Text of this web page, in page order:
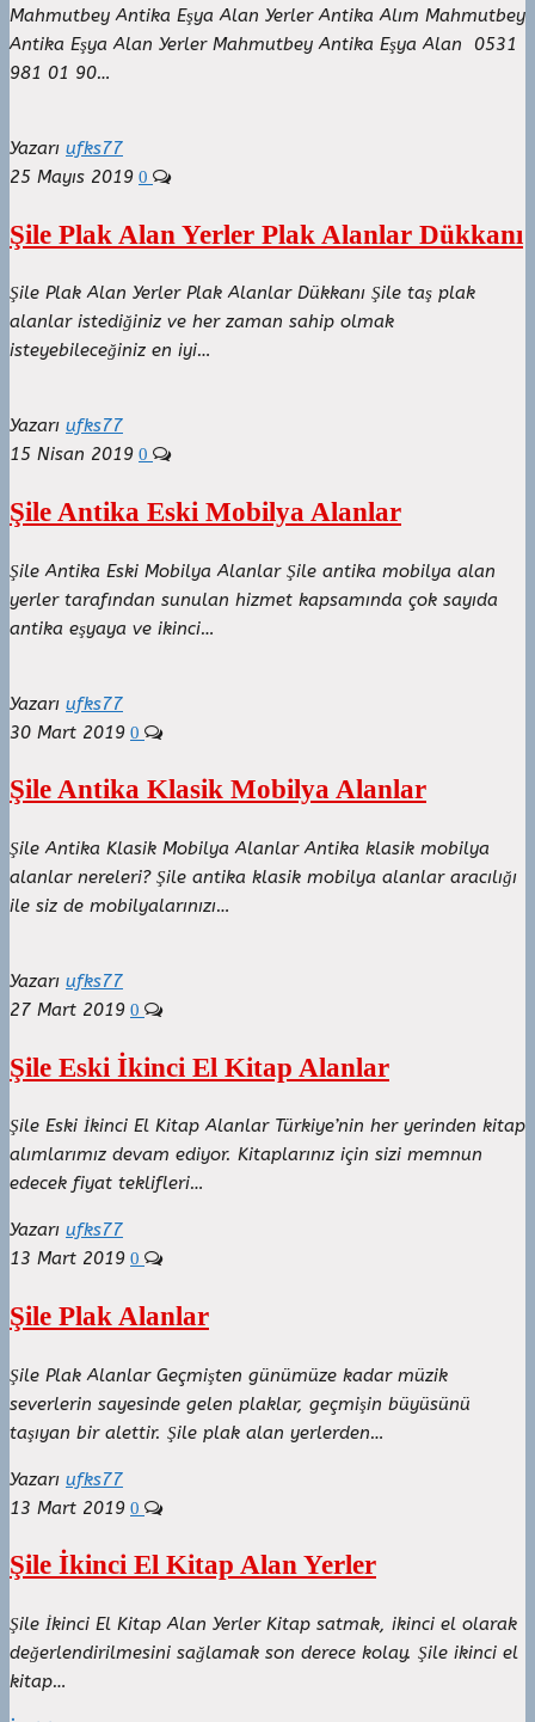
Mahmutbey Antika Eşya Alan Yerler Antika Alım Mahmutbey
Antika Eşya Alan Yerler Mahmutbey Antika Eşya Alan 0531
981 01 90…
Yazarı ufks77
25 Mayıs 2019 0
Şile Plak Alan Yerler Plak Alanlar Dükkanı
Şile Plak Alan Yerler Plak Alanlar Dükkanı Şile taş plak
alanlar istediğiniz ve her zaman sahip olmak
isteyebileceğiniz en iyi…
Yazarı ufks77
15 Nisan 2019 0
Şile Antika Eski Mobilya Alanlar
Şile Antika Eski Mobilya Alanlar Şile antika mobilya alan
yerler tarafından sunulan hizmet kapsamında çok sayıda
antika eşyaya ve ikinci…
Yazarı ufks77
30 Mart 2019 0
Şile Antika Klasik Mobilya Alanlar
Şile Antika Klasik Mobilya Alanlar Antika klasik mobilya
alanlar nereleri? Şile antika klasik mobilya alanlar aracılığı
ile siz de mobilyalarınızı…
Yazarı ufks77
27 Mart 2019 0
Şile Eski İkinci El Kitap Alanlar
Şile Eski İkinci El Kitap Alanlar Türkiye’nin her yerinden kitap
alımlarımız devam ediyor. Kitaplarınız için sizi memnun
edecek fiyat teklifleri…
Yazarı ufks77
13 Mart 2019 0
Şile Plak Alanlar
Şile Plak Alanlar Geçmişten günümüze kadar müzik
severlerin sayesinde gelen plaklar, geçmişin büyüsünü
taşıyan bir alettir. Şile plak alan yerlerden…
Yazarı ufks77
13 Mart 2019 0
Şile İkinci El Kitap Alan Yerler
Şile İkinci El Kitap Alan Yerler Kitap satmak, ikinci el olarak
değerlendirilmesini sağlamak son derece kolay. Şile ikinci el
kitap…